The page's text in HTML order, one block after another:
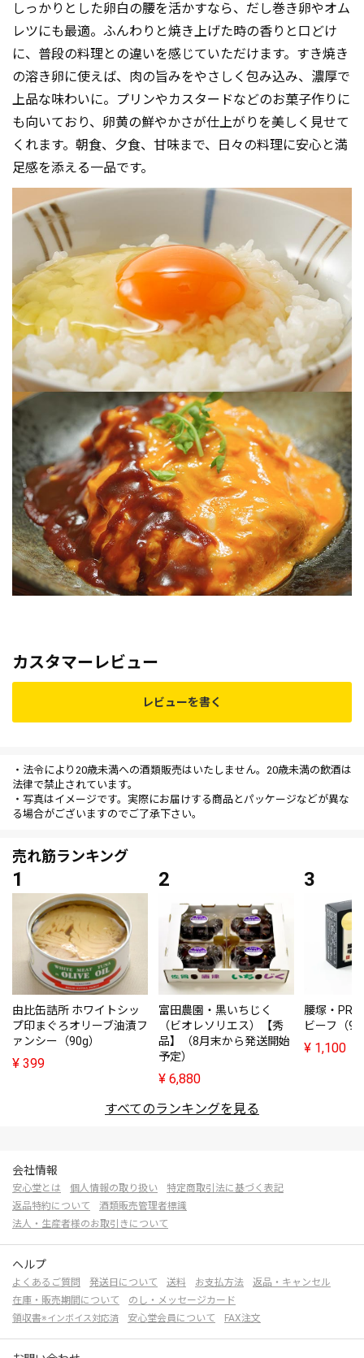
しっかりとした卵白の腰を活かすなら、だし巻き卵やオム
レツにも最適。ふんわりと焼き上げた時の香りと口どけ
に、普段の料理との違いを感じていただけます。すき焼き
の溶き卵に使えば、肉の旨みをやさしく包み込み、濃厚で
上品な味わいに。プリンやカスタードなどのお菓子作りに
も向いており、卵黄の鮮やかさが仕上がりを美しく見せて
くれます。朝食、夕食、甘味まで、日々の料理に安心と満
足感を添える一品です。
カスタマーレビュー
レビューを書く
・法令により20歳未満への酒類販売はいたしません。20歳未満の飲酒は
法律で禁止されています。
・写真はイメージです。実際にお届けする商品とパッケージなどが異な
る場合がございますのでご了承下さい。
売れ筋ランキング
由比缶詰所 ホワイトシッ
プ印まぐろオリーブ油漬フ
ァンシー（90g）
¥ 399
富田農園・黒いちじく
（ビオレソリエス）【秀
品】（8月末から発送開始
予定）
¥ 6,880
腰塚・
ビーフ（
¥ 1,100
すべてのランキングを見る
会社情報
安心堂とは 個人情報の取り扱い
特定商取引法に基づく表記
返品特約について
酒類販売管理者標識
法人・生産者様のお取引きについて
ヘルプ
よくあるご質問 発送日について 送料 お支払方法
返品・キャンセル
在庫・販売期間について
のし・メッセージカード
領収書※インボイス対応済 安心堂会員について FAX注文